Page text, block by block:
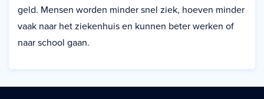
geld. Mensen worden minder snel ziek, hoeven minder
vaak naar het ziekenhuis en kunnen beter werken of
naar school gaan.